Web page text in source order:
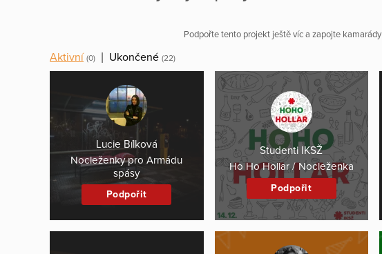
Podpořte tento projekt ještě víc a zapojte kamarády
Aktivní (0) | Ukončené (22)
Lucie Bílková
Nocleženky pro Armádu
spásy
Podpořit
Studenti IKSŽ
Ho Ho Hollar / Nocleženka
Podpořit